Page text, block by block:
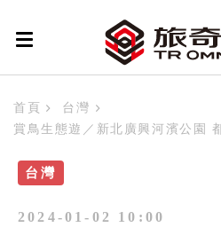
首頁
台灣
賞鳥生態遊／新北廣興河濱公園
台灣
2024-01-02 10:00